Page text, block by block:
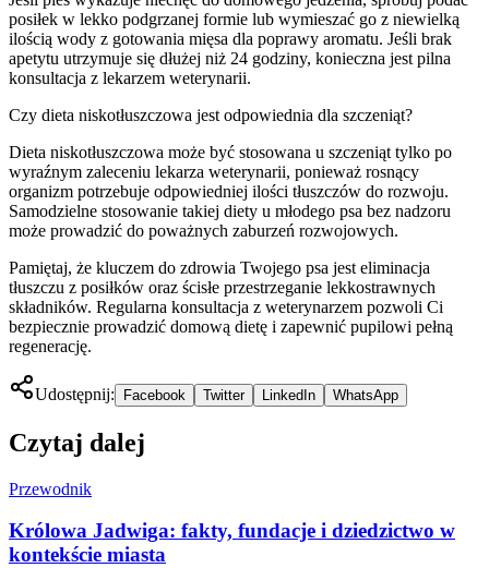
posiłek w lekko podgrzanej formie lub wymieszać go z niewielką
ilością wody z gotowania mięsa dla poprawy aromatu. Jeśli brak
apetytu utrzymuje się dłużej niż 24 godziny, konieczna jest pilna
konsultacja z lekarzem weterynarii.
Czy dieta niskotłuszczowa jest odpowiednia dla szczeniąt?
Dieta niskotłuszczowa może być stosowana u szczeniąt tylko po
wyraźnym zaleceniu lekarza weterynarii, ponieważ rosnący
organizm potrzebuje odpowiedniej ilości tłuszczów do rozwoju.
Samodzielne stosowanie takiej diety u młodego psa bez nadzoru
może prowadzić do poważnych zaburzeń rozwojowych.
Pamiętaj, że kluczem do zdrowia Twojego psa jest eliminacja
tłuszczu z posiłków oraz ścisłe przestrzeganie lekkostrawnych
składników. Regularna konsultacja z weterynarzem pozwoli Ci
bezpiecznie prowadzić domową dietę i zapewnić pupilowi pełną
regenerację.
Udostępnij: Facebook Twitter LinkedIn WhatsApp
Czytaj dalej
Przewodnik
Królowa Jadwiga: fakty, fundacje i dziedzictwo w
kontekście miasta